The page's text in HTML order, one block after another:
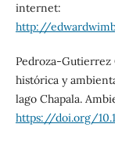
internet:
http://
Pedroza-Gutierrez
histórica y
lago Chapala.
https://doi.org/